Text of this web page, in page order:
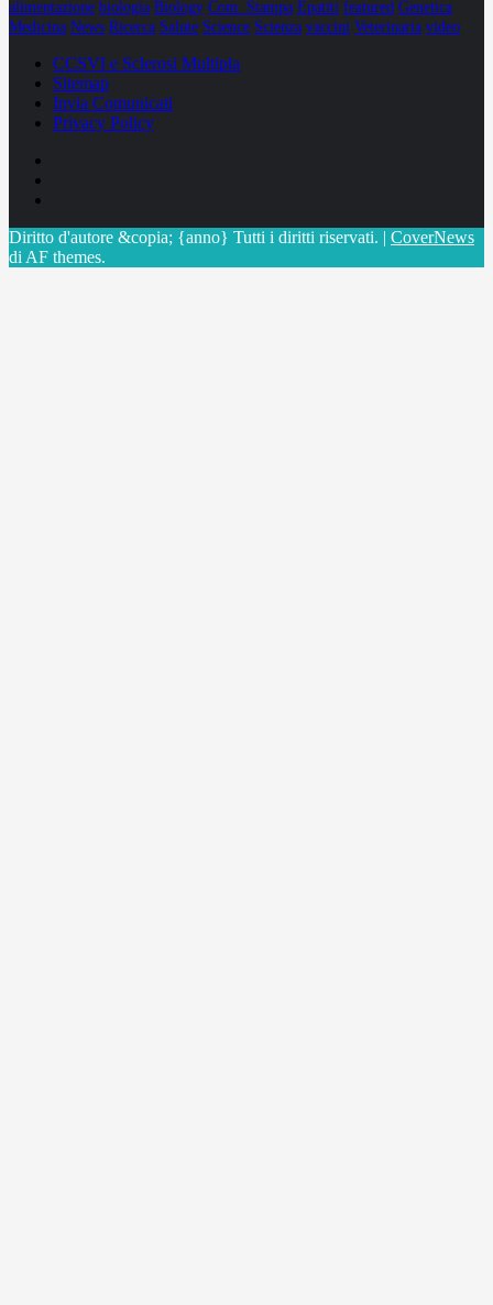
alimentazione biologia Biology Com. Stampa Epatiti featured Genetica
Medicina News Ricerca Salute Science Scienza vaccini Veterinaria video
CCSVI e Sclerosi Multipla
Sitemap
Invia Comunicati
Privacy Policy
Diritto d'autore &copia; {anno} Tutti i diritti riservati. | CoverNews
di AF themes.